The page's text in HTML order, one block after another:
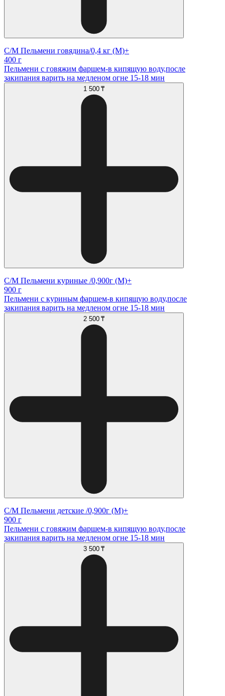
С/М Пельмени говядина/0,4 кг (М)+
400 г
Пельмени с говяжим фаршем-в кипящую воду,после
закипания варить на медленом огне 15-18 мин
1 500 ₸
С/М Пельмени куриные /0,900г (М)+
900 г
Пельмени с куриным фаршем-в кипящую воду,после
закипания варить на медленом огне 15-18 мин
2 500 ₸
С/М Пельмени детские /0,900г (М)+
900 г
Пельмени с говяжим фаршем-в кипящую воду,после
закипания варить на медленом огне 15-18 мин
3 500 ₸